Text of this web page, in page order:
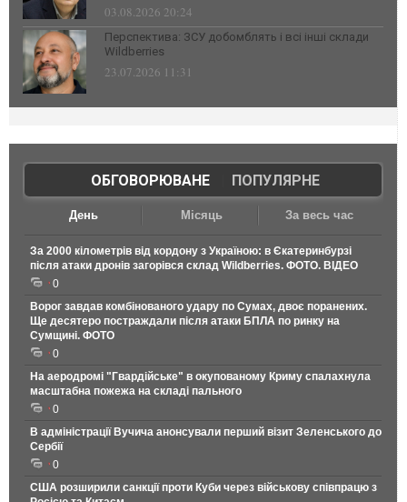
03.08.2026 20:24
Перспектива: ЗСУ добомблять і всі інші склади
Wildberries
23.07.2026 11:31
ОБГОВОРЮВАНЕ| ПОПУЛЯРНЕ
День Місяць За весь час
За 2000 кілометрів від кордону з Україною: в Єкатеринбурзі
після атаки дронів загорівся склад Wildberries. ФОТО. ВІДЕО
0
Ворог завдав комбінованого удару по Сумах, двоє поранених.
Ще десятеро постраждали після атаки БПЛА по ринку на
Сумщині. ФОТО
0
На аеродромі "Гвардійське" в окупованому Криму спалахнула
масштабна пожежа на складі пального
0
В адміністрації Вучича анонсували перший візит Зеленського до
Сербії
0
США розширили санкції проти Куби через військову співпрацю з